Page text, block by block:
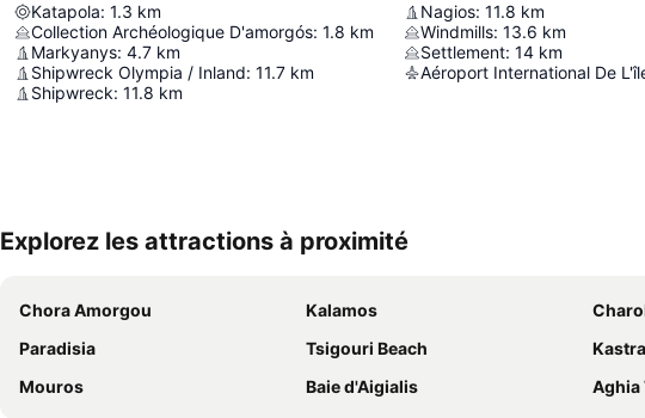
Katapola: 1.3 km
Collection Archéologique D'amorgós: 1.8 km
Markyanys: 4.7 km
Shipwreck Olympia / Inland: 11.7 km
Shipwreck: 11.8 km
Nagios: 11.8 km
Windmills: 13.6 km
Settlement: 14 km
Aéroport International De
Explorez les attractions à proximité
Chora Amorgou Kalamos
Paradisia
Tsigouri Beach
Mouros
Baie d'Aigialis Aghia